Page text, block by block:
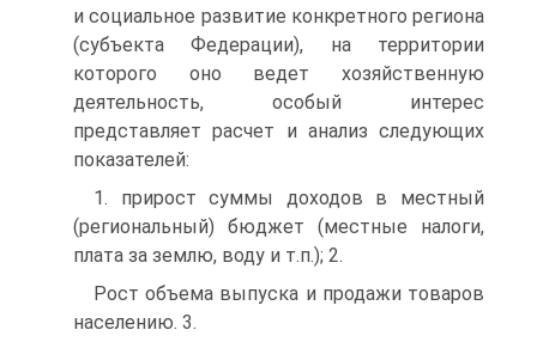
и социальное развитие конкретного региона
(субъекта Федерации), на территории
которого оно ведет хозяйственную
деятельность, особый интерес
представляет расчет и анализ следующих
показателей:
1. прирост суммы доходов в местный
(региональный) бюджет (местные налоги,
плата за землю, воду и т.п.); 2.
Рост объема выпуска и продажи товаров
населению. 3.